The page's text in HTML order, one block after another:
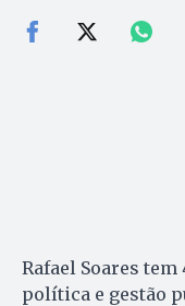
Rafael Soares
política e gestão